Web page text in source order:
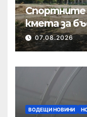
Спортните
кмета за
полк
07.08.2026
ВОДЕЩИ НОВИНИ